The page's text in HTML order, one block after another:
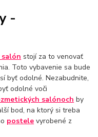
-
stojí za to venovať
Toto vybavenie sa bude
byť odolné. Nezabudnite,
odolné voči
salónoch by
bod, na ktorý si treba
postele vyrobené z